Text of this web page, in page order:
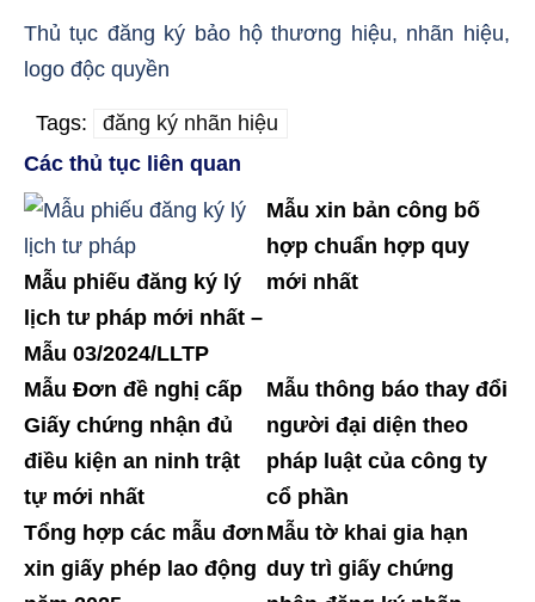
Thủ tục đăng ký bảo hộ thương hiệu, nhãn hiệu,
logo độc quyền
Tags:
đăng ký nhãn hiệu
Các thủ tục liên quan
Mẫu phiếu đăng ký lý
lịch tư pháp mới nhất –
Mẫu 03/2024/LLTP
Mẫu xin bản công bố
hợp chuẩn hợp quy
mới nhất
Mẫu Đơn đề nghị cấp
Giấy chứng nhận đủ
điều kiện an ninh trật
tự mới nhất
Mẫu thông báo thay đổi
người đại diện theo
pháp luật của công ty
cổ phần
Tổng hợp các mẫu đơn
xin giấy phép lao động
Mẫu tờ khai gia hạn
duy trì giấy chứng